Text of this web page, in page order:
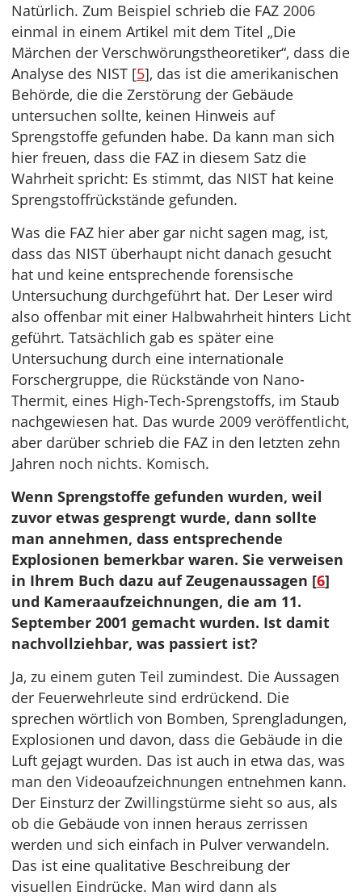
Natürlich. Zum Beispiel schrieb die FAZ 2006
einmal in einem Artikel mit dem Titel „Die
Märchen der Verschwörungstheoretiker“, dass die
Analyse des NIST [5], das ist die amerikanischen
Behörde, die die Zerstörung der Gebäude
untersuchen sollte, keinen Hinweis auf
Sprengstoffe gefunden habe. Da kann man sich
hier freuen, dass die FAZ in diesem Satz die
Wahrheit spricht: Es stimmt, das NIST hat keine
Sprengstoffrückstände gefunden.
Was die FAZ hier aber gar nicht sagen mag, ist,
dass das NIST überhaupt nicht danach gesucht
hat und keine entsprechende forensische
Untersuchung durchgeführt hat. Der Leser wird
also offenbar mit einer Halbwahrheit hinters Licht
geführt. Tatsächlich gab es später eine
Untersuchung durch eine internationale
Forschergruppe, die Rückstände von Nano-
Thermit, eines High-Tech-Sprengstoffs, im Staub
nachgewiesen hat. Das wurde 2009 veröffentlicht,
aber darüber schrieb die FAZ in den letzten zehn
Jahren noch nichts. Komisch.
Wenn Sprengstoffe gefunden wurden, weil
zuvor etwas gesprengt wurde, dann sollte
man annehmen, dass entsprechende
Explosionen bemerkbar waren. Sie verweisen
in Ihrem Buch dazu auf Zeugenaussagen [6]
und Kameraaufzeichnungen, die am 11.
September 2001 gemacht wurden. Ist damit
nachvollziehbar, was passiert ist?
Ja, zu einem guten Teil zumindest. Die Aussagen
der Feuerwehrleute sind erdrückend. Die
sprechen wörtlich von Bomben, Sprengladungen,
Explosionen und davon, dass die Gebäude in die
Luft gejagt wurden. Das ist auch in etwa das, was
man den Videoaufzeichnungen entnehmen kann.
Der Einsturz der Zwillingstürme sieht so aus, als
ob die Gebäude von innen heraus zerrissen
werden und sich einfach in Pulver verwandeln.
Das ist eine qualitative Beschreibung der
visuellen Eindrücke. Man wird dann als